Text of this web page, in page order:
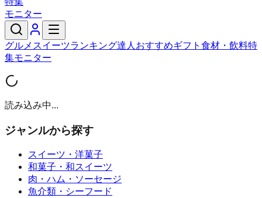
モニター
グルメ スイーツランキング達人おすすめギフト 食材・飲料特
集モニター
読み込み中...
ジャンルから探す
スイーツ・洋菓子
和菓子・和スイーツ
肉・ハム・ソーセージ
魚介類・シーフード